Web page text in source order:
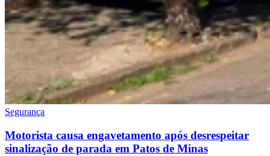
Segurança
Motorista causa engavetamento após desrespeitar
sinalização de parada em Patos de Minas